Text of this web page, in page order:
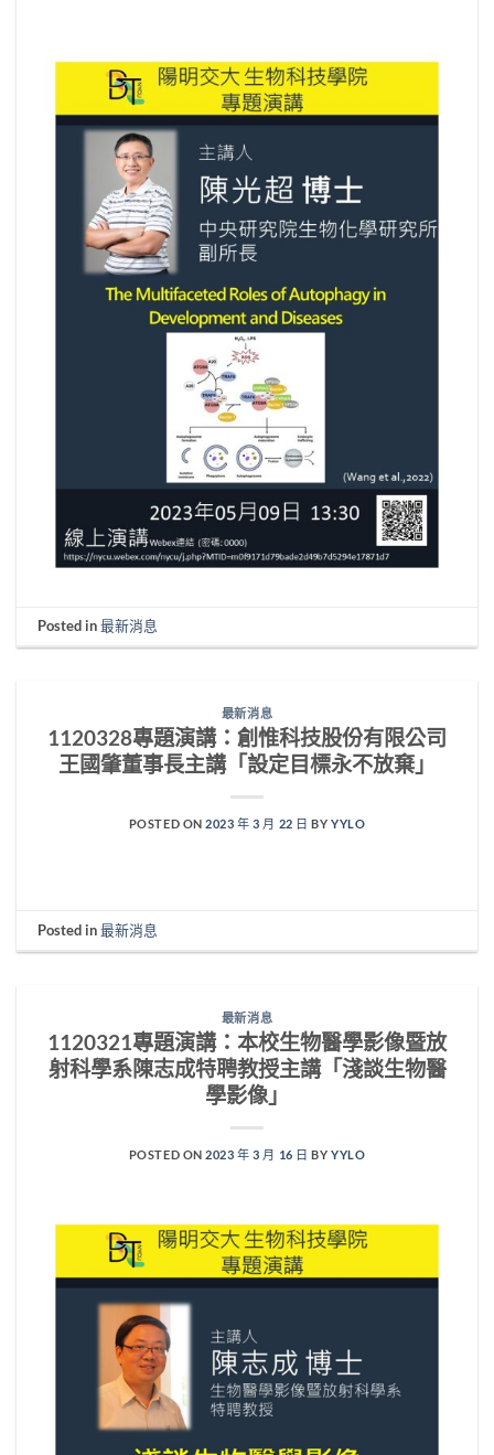
Posted in最新消息
最新消息
1120328專題演講：創惟科技股份有限公司
王國肇董事長主講「設定目標永不放棄」
POSTED ON2023 年 3 月 22 日 BY YYLO
Posted in最新消息
最新消息
1120321專題演講：本校生物醫學影像暨放
射科學系陳志成特聘教授主講「淺談生物醫
學影像」
POSTED ON2023 年 3 月 16 日 BY YYLO